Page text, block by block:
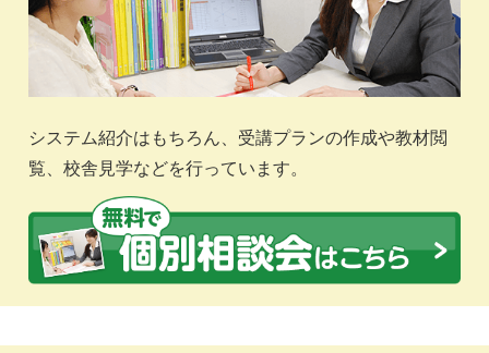
システム紹介はもちろん、受講プランの作成や教材閲
覧、校舎見学などを行っています。